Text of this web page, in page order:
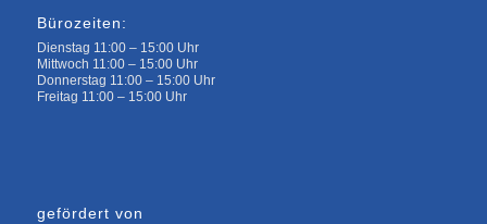
Bürozeiten:
Dienstag 11:00 – 15:00 Uhr
Mittwoch 11:00 – 15:00 Uhr
Donnerstag 11:00 – 15:00 Uhr
Freitag 11:00 – 15:00 Uhr
gefördert von